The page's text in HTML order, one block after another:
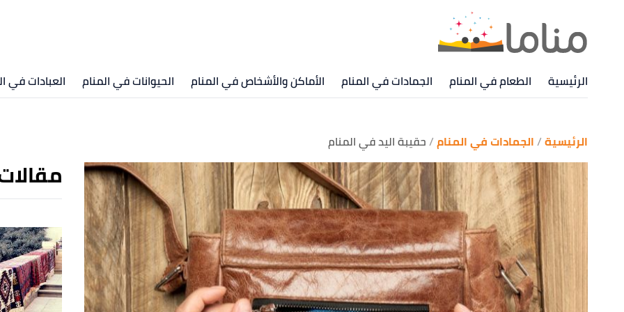
الرئيسية الطعام في المنام الجمادات في المنام الأماكن والأشخاص في المنام الحيوانات في المنام العبادات في
الرئيسية الجمادات في المنام حقيبة اليد في المنام